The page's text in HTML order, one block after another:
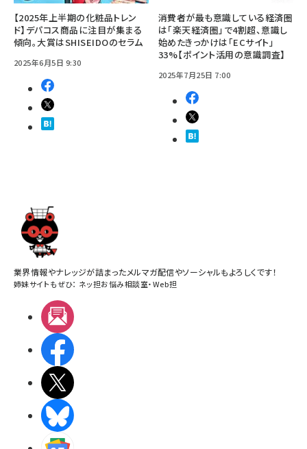
【2025年上半期の化粧品トレン
ド】デパコス商品に注目が集まる
傾向。大賞はSHISEIDOのセラム
2025年6月5日 9:30
消費者が最も意識している経済圏
は「楽天経済圏」で4割超、意識し
始めたきっかけは「ECサイト」
33%【ポイント活用の意識調査】
2025年7月25日 7:00
業界情報やナレッジが詰まったメルマガ配信やソーシャルもよろしくです！
姉妹サイトもぜひ： ネッ担お悩み相談室・Web担